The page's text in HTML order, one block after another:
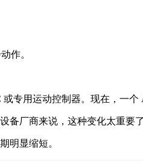
作。
专用运动控制器。 现在，一个
备厂商来说，这种变化太重要了
明显缩短。